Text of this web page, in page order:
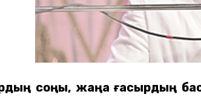
соңы, жаңа ғасырдың